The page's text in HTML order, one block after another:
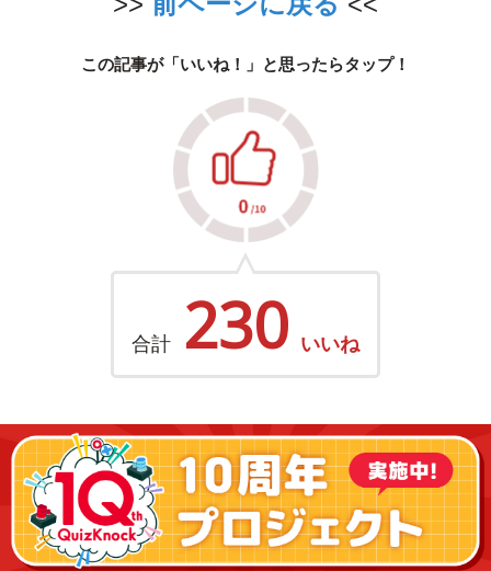
この記事が「いいね！」と思ったらタップ！
合計 230 いいね